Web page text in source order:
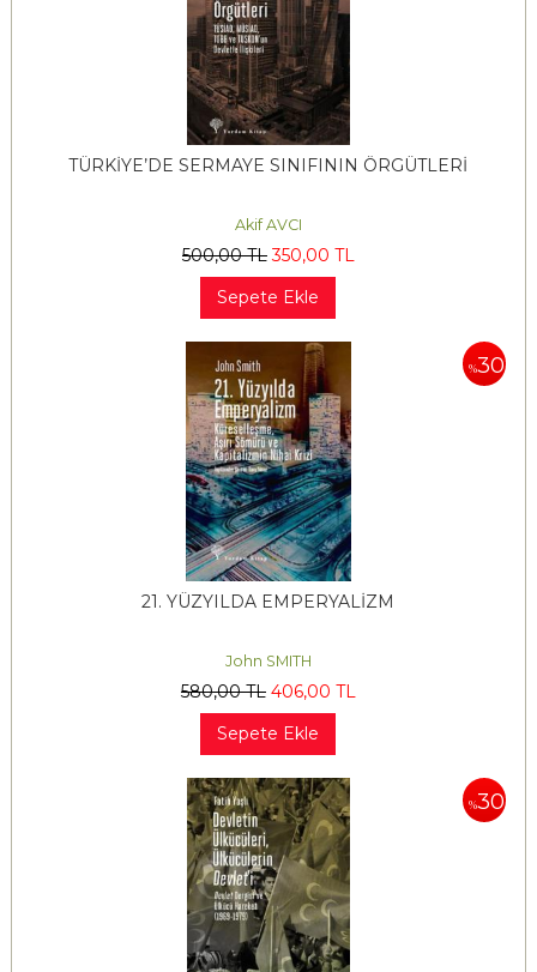
TÜRKİYE’DE SERMAYE SINIFININ ÖRGÜTLERİ
Akif AVCI
500,00TL 350,00 TL
Sepete Ekle
%30
21. YÜZYILDA EMPERYALİZM
John SMITH
580,00TL 406,00 TL
Sepete Ekle
%30